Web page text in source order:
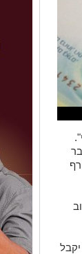
רוב
14 ימים ומעלה יקבל